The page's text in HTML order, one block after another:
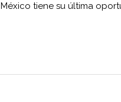
México tiene su última